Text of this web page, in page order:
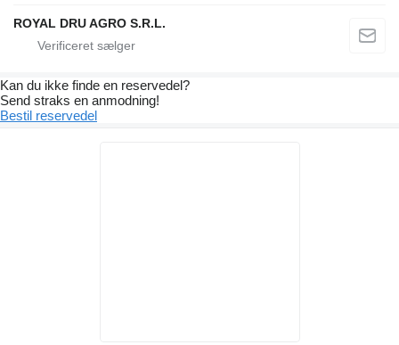
ROYAL DRU AGRO S.R.L.
Kan du ikke finde en reservedel?
Send straks en anmodning!
Bestil reservedel